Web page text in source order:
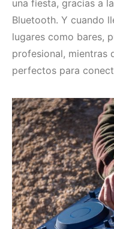
una fiesta, gracias a
Bluetooth. Y cuando
lugares como bares,
profesional, mientras
perfectos para